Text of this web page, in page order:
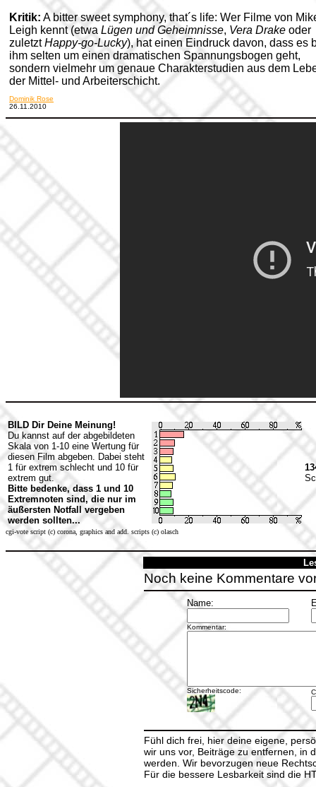
Kritik: A bitter sweet symphony, that´s life: Wer Filme von
Leigh kennt (etwa Lügen und Geheimnisse, Vera Drake oder
zuletztHappy-go-Lucky), hat einen Eindruck davon, dass es
ihm selten um einen dramatischen Spannungsbogen geht,
sondern vielmehr um genaue Charakterstudien aus dem
der Mittel- und Arbeiterschicht.
Dominik Rose
26.11.2010
BILD Dir Deine Meinung!
Du kannst auf der abgebildeten
Skala von 1-10 eine Wertung für
diesen Film abgeben. Dabei steht
1 für extrem schlecht und 10 für
extrem gut.
Bitte bedenke, dass 1 und 10
Extremnoten sind, die nur im
äußersten Notfall vergeben
werden sollten...
cgi-vote script (c) corona, graphics and add. scripts (c) olasch
Noch keine Kommentare
Name:
Kommentar:
Sicherheitscode:
Fühl dich frei, hier deine eigene,
wir uns vor, Beiträge zu entfernen, in
werden. Wir bevorzugen neue
Für die bessere Lesbarkeit sind die